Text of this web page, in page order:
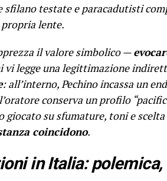
sfilano testate e paracadutisti
lente.
il valore simbolico —
legge una legittimazione
: all’interno, Pechino incassa un
conserva un profilo
su sfumature, toni e
coincidono.
in Italia: